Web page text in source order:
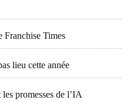
Franchise Times
lieu cette année
promesses de l’IA